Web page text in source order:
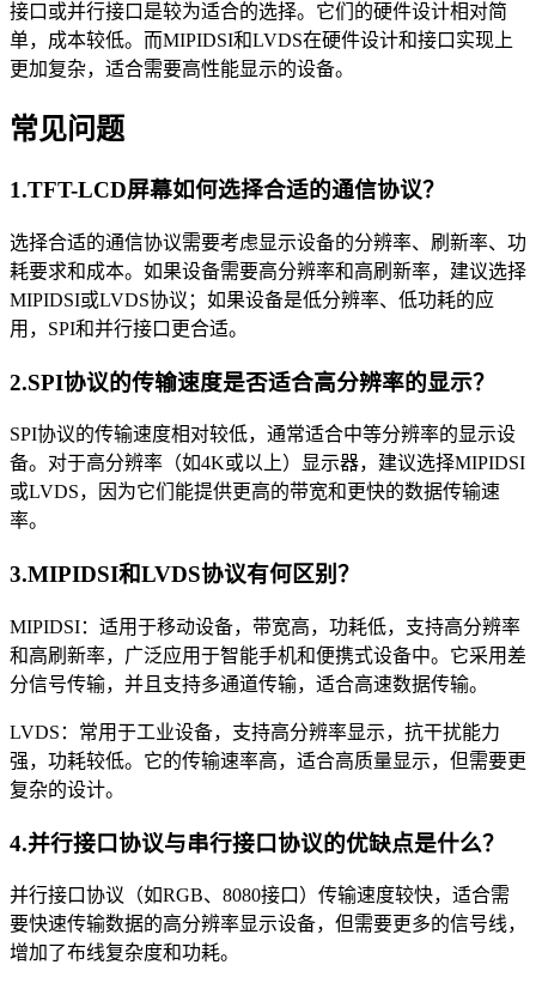
接口或并行接口是较为适合的选择。它们的硬件设计相对简
单，成本较低。而MIPIDSI和LVDS在硬件设计和接口实现上
更加复杂，适合需要高性能显示的设备。
常见问题
1.TFT-LCD屏幕如何选择合适的通信协议？
选择合适的通信协议需要考虑显示设备的分辨率、刷新率、功
耗要求和成本。如果设备需要高分辨率和高刷新率，建议选择
MIPIDSI或LVDS协议；如果设备是低分辨率、低功耗的应
用，SPI和并行接口更合适。
2.SPI协议的传输速度是否适合高分辨率的显示？
SPI协议的传输速度相对较低，通常适合中等分辨率的显示设
备。对于高分辨率（如4K或以上）显示器，建议选择MIPIDSI
或LVDS，因为它们能提供更高的带宽和更快的数据传输速
率。
3.MIPIDSI和LVDS协议有何区别？
MIPIDSI：适用于移动设备，带宽高，功耗低，支持高分辨率
和高刷新率，广泛应用于智能手机和便携式设备中。它采用差
分信号传输，并且支持多通道传输，适合高速数据传输。
LVDS：常用于工业设备，支持高分辨率显示，抗干扰能力
强，功耗较低。它的传输速率高，适合高质量显示，但需要更
复杂的设计。
4.并行接口协议与串行接口协议的优缺点是什么？
并行接口协议（如RGB、8080接口）传输速度较快，适合需
要快速传输数据的高分辨率显示设备，但需要更多的信号线，
增加了布线复杂度和功耗。